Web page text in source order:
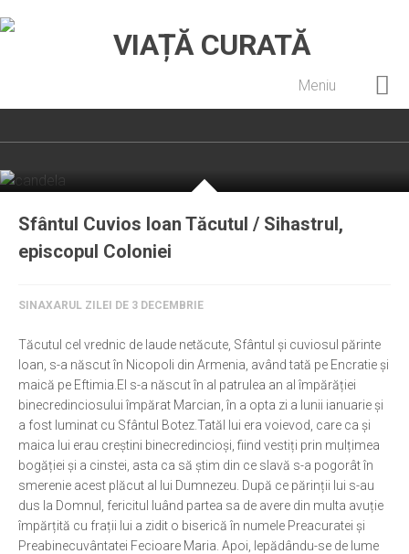
Meniu
Pateric Atonit
Istoria Bisericii
Cenaclu creștin
Rânduieli liturgice
Predici și cateheze
Pelerinaje
Ortodox în diaspora
Evenimente
Biserici și mănăstiri
Viață curată
Sfântul Cuvios Ioan Tăcutul / Sihastrul,
episcopul Coloniei
SINAXARUL ZILEI DE 3 DECEMBRIE
Tăcutul cel vrednic de laude netăcute, Sfântul și cuviosul părinte
Ioan, s-a născut în Nicopoli din Armenia, având tată pe Encratie și
maică pe Eftimia.El s-a născut în al patrulea an al împărăției
binecredinciosului împărat Marcian, în a opta zi a lunii ianuarie și
a fost luminat cu Sfântul Botez.Tatăl lui era voievod, care ca și
maica lui erau creștini binecredincioși, fiind vestiți prin mulțimea
bogăției și a cinstei, asta ca să știm din ce slavă s-a pogorât în
smerenie acest plăcut al lui Dumnezeu. După ce părinții lui s-au
dus la Domnul, fericitul luând partea sa de avere din multa avuție
împărțită cu frații lui a zidit o biserică în numele Preacuratei și
Preabinecuvântatei Fecioare Maria. Apoi, lepădându-se de lume